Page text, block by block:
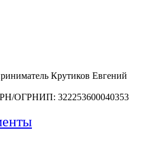
Крутиков Евгений
ОГРНИП: 322253600040353